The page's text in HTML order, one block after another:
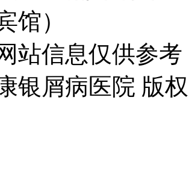
馆）
站信息仅供参
银屑病医院 版